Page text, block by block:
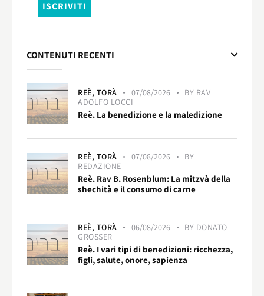
CONTENUTI RECENTI
REÈ, TORÀ 07/08/2026 BY RAV
ADOLFO LOCCI
Reè. La benedizione e la maledizione
REÈ, TORÀ 07/08/2026
BY
REDAZIONE
Reè. Rav B. Rosenblum: La mitzvà della
shechità e il consumo di carne
REÈ, TORÀ 06/08/2026 BY DONATO
GROSSER
Reè. I vari tipi di benedizioni: ricchezza,
figli, salute, onore, sapienza